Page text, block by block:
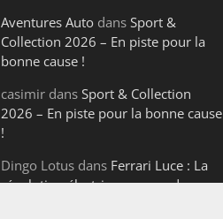
Aventures Auto dansSport &
Collection 2026 – En piste pour la
bonne cause !
casimir dansSport & Collection
2026 – En piste pour la bonne cause
!
Dingo Lotus dans Ferrari Luce : La
révolution électrique venue de